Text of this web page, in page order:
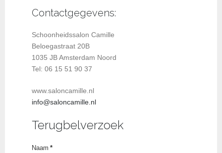
Contactgegevens:
Schoonheidssalon Camille
Beloegastraat 20B
1035 JB Amsterdam Noord
Tel: 06 15 51 90 37
www.saloncamille.nl
info@saloncamille.nl
Terugbelverzoek
Naam *